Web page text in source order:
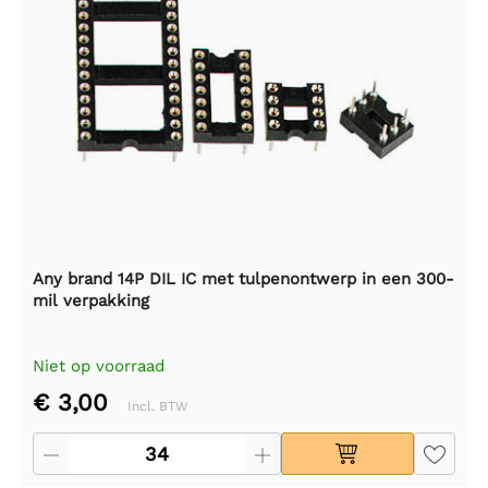
Any brand 14P DIL IC met tulpenontwerp in een 300-
mil verpakking
Niet op voorraad
€ 3,00 Incl. BTW